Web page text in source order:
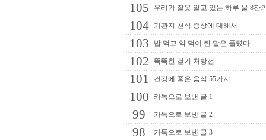
105 우리가 잘못 알고 있는 하루 물 8잔
104 기관지 천식 증상에 대해서
103 밥 먹고 약 먹어 란 말은 틀렸다
102 똑똑한 걷기 처방전
101 건강에 좋은 음식 55가지
100 카톡으로 보낸 글 1
99 카톡으로 보낸 글 2
98 카톡으로 보낸 글 3